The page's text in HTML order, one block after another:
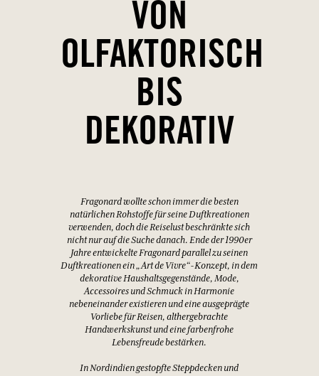
VON
OLFAKTORISCH
BIS
DEKORATIV
Fragonard wollte schon immer die besten
natürlichen Rohstoffe für seine Duftkreationen
verwenden, doch die Reiselust beschränkte sich
nicht nur auf die Suche danach. Ende der 1990er
Jahre entwickelte Fragonard parallel zu seinen
Duftkreationen ein „Art de Vivre“-Konzept, in dem
dekorative Haushaltsgegenstände, Mode,
Accessoires und Schmuck in Harmonie
nebeneinander existieren und eine ausgeprägte
Vorliebe für Reisen, althergebrachte
Handwerkskunst und eine farbenfrohe
Lebensfreude bestärken.
In Nordindien gestopfte Steppdecken und